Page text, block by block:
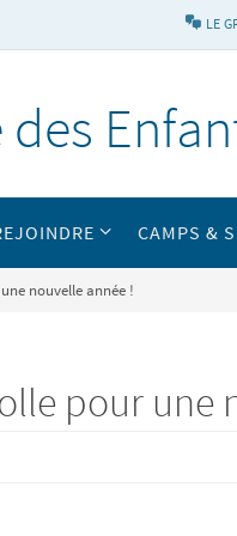
LE
CAMPS &
nouvelle année !
pour une